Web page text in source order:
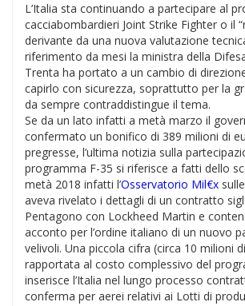
L’Italia sta continuando a partecipare al
cacciabombardieri Joint Strike Fighter o il
derivante da una nuova valutazione
riferimento da mesi la ministra della
Trenta ha portato a un cambio di
capirlo con sicurezza, soprattutto per la
da sempre contraddistingue il tema.
Se da un lato infatti a metà marzo il
confermato un bonifico di 389 milioni di
pregresse, l’ultima notizia sulla
programma F-35 si riferisce a fatti dello
metà 2018 infatti l’Osservatorio Mil€x
aveva rivelato i dettagli di un contratto
Pentagono con Lockheed Martin e
acconto per l’ordine italiano di un nuovo
velivoli. Una piccola cifra (circa 10 milioni
rapportata al costo complessivo del
inserisce l’Italia nel lungo processo
conferma per aerei relativi ai Lotti di